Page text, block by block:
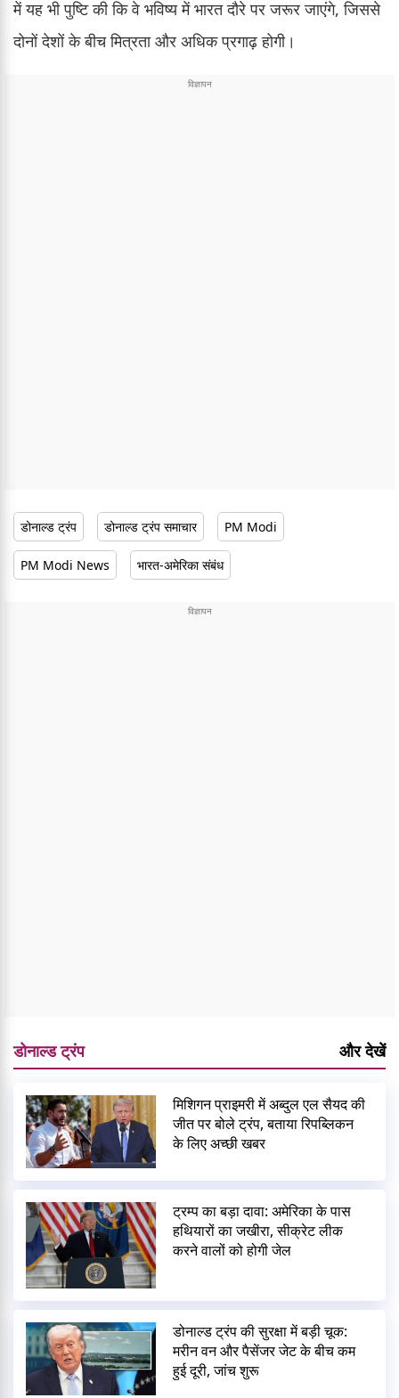
में यह भी पुष्टि की कि वे भविष्य में भारत दौरे पर जरूर जाएंगे, जिससे
दोनों देशों के बीच मित्रता और अधिक प्रगाढ़ होगी।
डोनाल्ड ट्रंप डोनाल्ड ट्रंप समाचार PM Modi
PM Modi News भारत-अमेरिका संबंध
डोनाल्ड ट्रंप और देखें
मिशिगन प्राइमरी में अब्दुल एल सैयद की
जीत पर बोले ट्रंप, बताया रिपब्लिकन
के लिए अच्छी खबर
ट्रम्प का बड़ा दावा: अमेरिका के पास
हथियारों का जखीरा, सीक्रेट लीक
करने वालों को होगी जेल
डोनाल्ड ट्रंप की सुरक्षा में बड़ी चूक:
मरीन वन और पैसेंजर जेट के बीच कम
हुई दूरी, जांच शुरू